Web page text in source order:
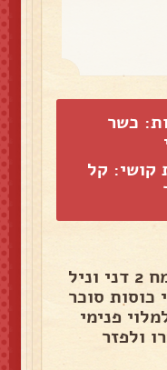
כשר
קושי: קל
5 ביצים 2 וחצי כוסות קמח 2 דני וניל
כוסות סוכר
שמן למלוי פנימי
ולפזר